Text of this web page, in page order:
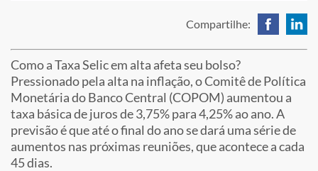
Compartilhe:
Como a Taxa Selic em alta afeta seu bolso?
Pressionado pela alta na inflação, o Comitê de Política
Monetária do Banco Central (COPOM) aumentou a
taxa básica de juros de 3,75% para 4,25% ao ano. A
previsão é que até o final do ano se dará uma série de
aumentos nas próximas reuniões, que acontece a cada
45 dias.